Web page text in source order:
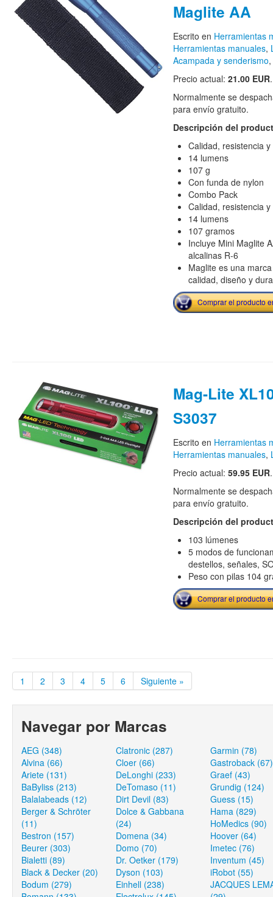
Maglite AA
Escrito en Herramientas
Herramientas manuales,
Acampada y senderismo,
Precio actual: 21.00 EUR
Normalmente se
para envío gratuito.
Descripción del
Calidad, resistencia
14 lumens
107 g
Con funda de nylon
Combo Pack
Calidad, resistencia
14 lumens
107 gramos
Incluye Mini Maglite
alcalinas R-6
Maglite es una
calidad, diseño y
Comprar el producto
Mag-Lite
S3037
Escrito en Herramientas
Herramientas manuales,
Precio actual: 59.95 EUR
Normalmente se
para envío gratuito.
Descripción del
103 lúmenes
5 modos de
destellos, señales,
Peso con pilas 104
Comprar el producto
1 2 3 4 5 6 Siguiente »
Navegar por Marcas
AEG (348)
Alvina (66)
Ariete (131)
BaByliss (213)
Balalabeads (12)
Berger & Schröter
(11)
Bestron (157)
Beurer (303)
Bialetti (89)
Black & Decker (20)
Bodum (279)
Clatronic (287)
Cloer (66)
DeLonghi (233)
DeTomaso (11)
Dirt Devil (83)
Dolce & Gabbana
(24)
Domena (34)
Domo (70)
Dr. Oetker (179)
Dyson (103)
Einhell (238)
Garmin (78)
Gastroback (67)
Graef (43)
Grundig (124)
Guess (15)
Hama (829)
HoMedics (90)
Hoover (64)
Imetec (76)
Inventum (45)
iRobot (55)
JACQUES